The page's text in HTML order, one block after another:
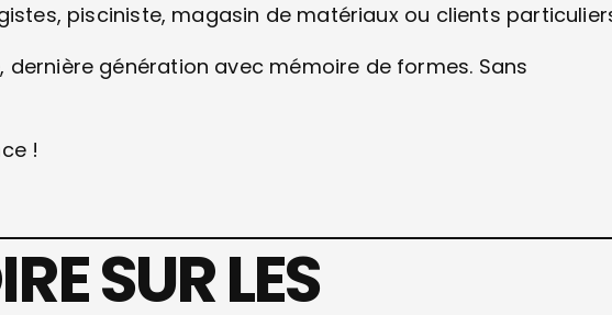
pisciniste, magasin de matériaux ou clients
génération avec mémoire de formes. Sans
!
SUR LES